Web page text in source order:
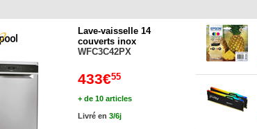
433€55
+ de 10 articles
Livré en 3/6j
Lave-vaisselle 14
couverts inox
WFC3C42PX